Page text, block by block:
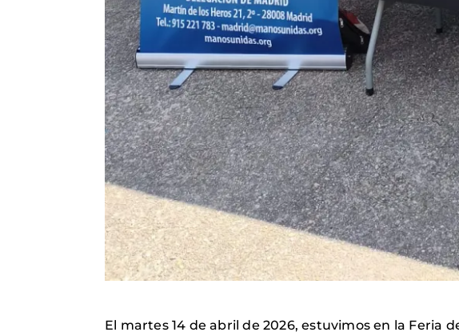
El martes 14 de abril de 2026, estuvimos en la Feria